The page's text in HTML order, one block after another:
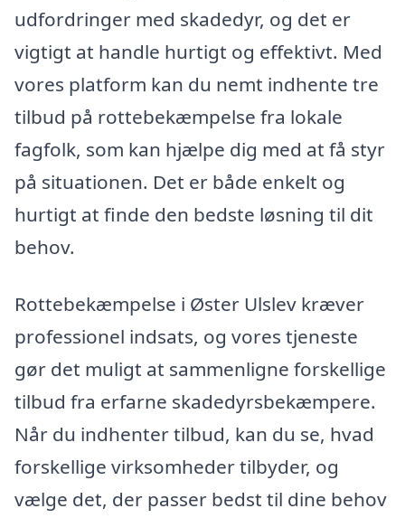
udfordringer med skadedyr, og det er
vigtigt at handle hurtigt og effektivt. Med
vores platform kan du nemt indhente tre
tilbud på rottebekæmpelse fra lokale
fagfolk, som kan hjælpe dig med at få styr
på situationen. Det er både enkelt og
hurtigt at finde den bedste løsning til dit
behov.
Rottebekæmpelse i Øster Ulslev kræver
professionel indsats, og vores tjeneste
gør det muligt at sammenligne forskellige
tilbud fra erfarne skadedyrsbekæmpere.
Når du indhenter tilbud, kan du se, hvad
forskellige virksomheder tilbyder, og
vælge det, der passer bedst til dine behov